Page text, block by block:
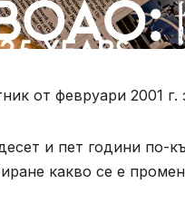
от февруари 2001
и пет години по-
какво се е